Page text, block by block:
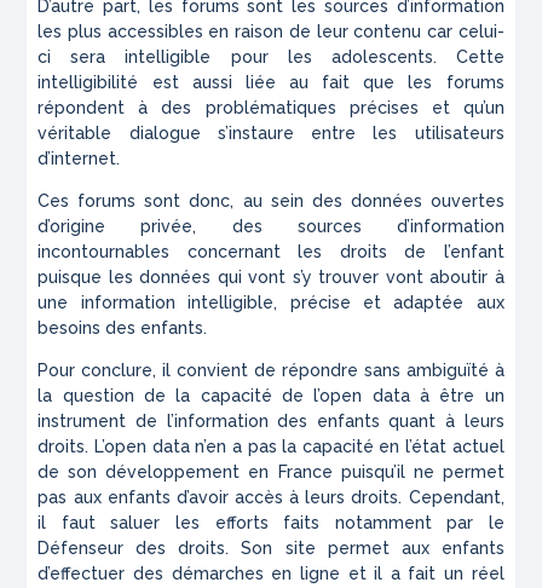
D’autre part, les forums sont les sources d’information
les plus accessibles en raison de leur contenu car celui-
ci sera intelligible pour les adolescents. Cette
intelligibilité est aussi liée au fait que les forums
répondent à des problématiques précises et qu’un
véritable dialogue s’instaure entre les utilisateurs
d’internet.
Ces forums sont donc, au sein des données ouvertes
d’origine privée, des sources d’information
incontournables concernant les droits de l’enfant
puisque les données qui vont s’y trouver vont aboutir à
une information intelligible, précise et adaptée aux
besoins des enfants.
Pour conclure, il convient de répondre sans ambiguïté à
la question de la capacité de l’open data à être un
instrument de l’information des enfants quant à leurs
droits. L’open data n’en a pas la capacité en l’état actuel
de son développement en France puisqu’il ne permet
pas aux enfants d’avoir accès à leurs droits. Cependant,
il faut saluer les efforts faits notamment par le
Défenseur des droits. Son site permet aux enfants
d’effectuer des démarches en ligne et il a fait un réel